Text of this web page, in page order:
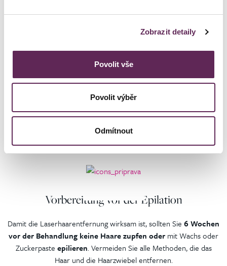
Zobrazit detaily
Povolit vše
Povolit výběr
Odmítnout
Der Ablauf des Verfahrens
Vorbereitung vor der Epilation
Damit die Laserhaarentfernung wirksam ist, sollten Sie 6 Wochen
vor der Behandlung keine Haare zupfen oder mit Wachs oder
Zuckerpaste epilieren. Vermeiden Sie alle Methoden, die das
Haar und die Haarzwiebel entfernen.